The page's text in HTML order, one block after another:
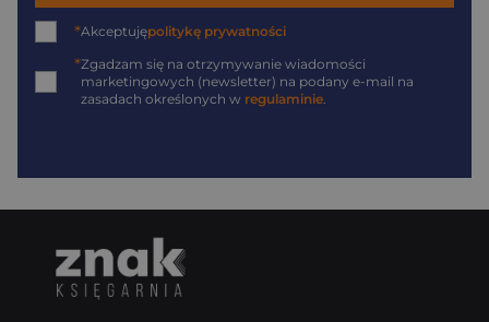
*Akceptujępolitykę prywatności
*Zgadzam się na otrzymywanie wiadomości
marketingowych (newsletter) na podany e-mail na
zasadach określonych w regulaminie.